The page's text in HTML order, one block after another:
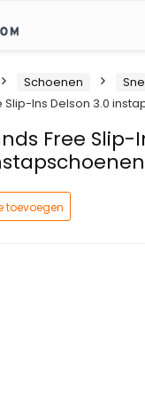
Schoenen
Slip-Ins Delson 3.0
Free Slip-
toevoegen